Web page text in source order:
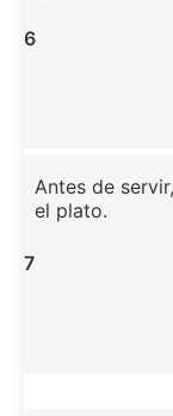
6
7
Antes de
el plato.